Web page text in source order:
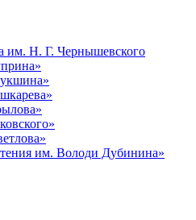
им. Н. Г. Чернышевского
им. Володи Дубинина»